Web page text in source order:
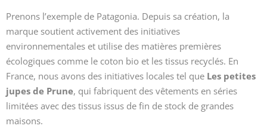
Prenons l’exemple de Patagonia. Depuis sa création, la
marque soutient activement des initiatives
environnementales et utilise des matières premières
écologiques comme le coton bio et les tissus recyclés. En
France, nous avons des initiatives locales tel que Les petites
jupes de Prune, qui fabriquent des vêtements en séries
limitées avec des tissus issus de fin de stock de grandes
maisons.